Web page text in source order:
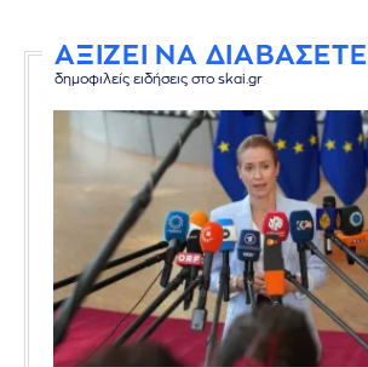
ΑΞΙΖΕΙ ΝΑ ΔΙΑΒΑΣΕΤΕ
δημοφιλείς ειδήσεις στο skai.gr